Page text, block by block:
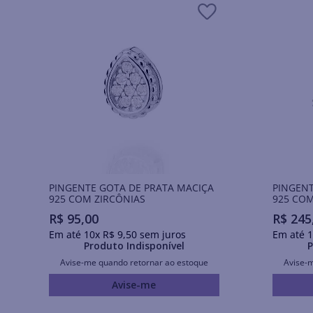
PINGENTE GOTA DE PRATA MACIÇA
925 COM ZIRCÔNIAS
R$ 95,00
Em até 10x R$ 9,50sem juros
Produto Indisponível
Avise-me quando retornar ao estoque
Avise-me
925
R$ 245
Em até
Avise-